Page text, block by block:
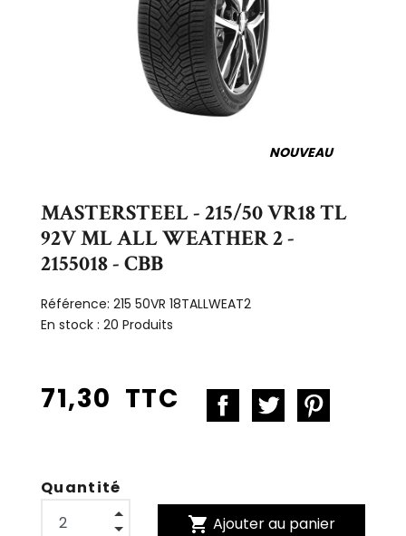
NOUVEAU
MASTERSTEEL - 215/50 VR18 TL
92V ML ALL WEATHER 2 -
2155018 - CBB
Référence: 215 50VR 18TALLWEAT2
En stock : 20 Produits
71,30 TTC
Quantité
shopping_cart Ajouter au panier